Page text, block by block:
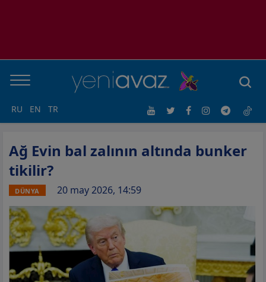
RU EN TR
Ağ Evin bal zalının altında bunker
tikilir?
DÜNYA 20 may 2026, 14:59